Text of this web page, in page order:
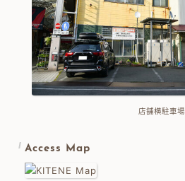
店舗横駐車場
Access Map